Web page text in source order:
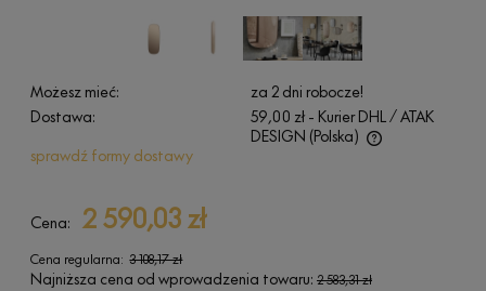
Możesz mieć:
za 2 dni robocze!
Dostawa:
59,00 zł - Kurier DHL / ATAK
DESIGN (Polska)
Cena nie zawiera ewentualnych kosztów płatności
sprawdź formy dostawy
Cena: 2 590,03 zł
Cena regularna: 3 108,17 zł
Najniższa cena od wprowadzenia towaru: 2 583,31 zł